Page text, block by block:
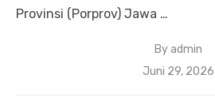
Provinsi (Porprov) Jawa …
By admin
Posted
Juni 29, 2026